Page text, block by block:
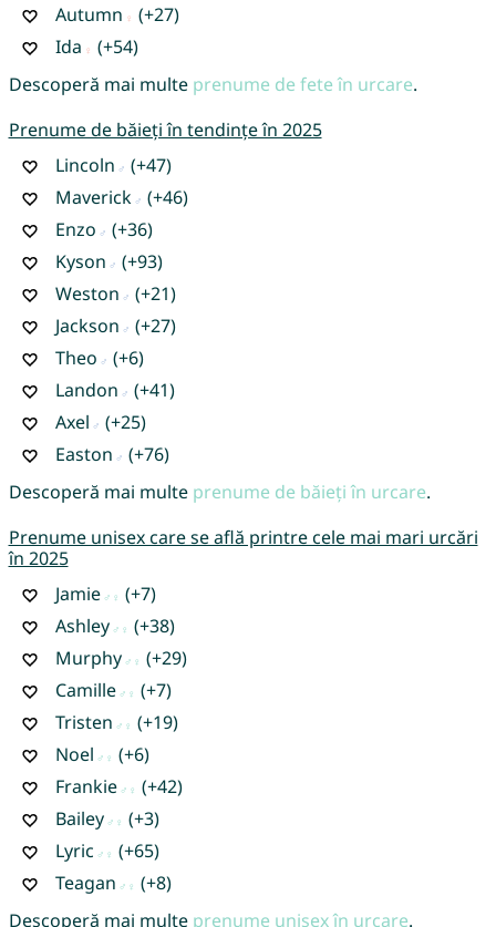
Autumn
(+27)
Ida
(+54)
Descoperă mai multe prenume de fete în urcare.
Prenume de băieți în tendințe în 2025
Lincoln
(+47)
Maverick
(+46)
Enzo
(+36)
Kyson
(+93)
Weston
(+21)
Jackson
(+27)
Theo
(+6)
Landon
(+41)
Axel
(+25)
Easton
(+76)
Descoperă mai multe prenume de băieți în urcare.
Prenume unisex care se află printre cele mai mari urcări
în 2025
Jamie
(+7)
Ashley
(+38)
Murphy
(+29)
Camille
(+7)
Tristen
(+19)
Noel
(+6)
Frankie
(+42)
Bailey
(+3)
Lyric
(+65)
Teagan
(+8)
Descoperă mai multe prenume unisex în urcare.